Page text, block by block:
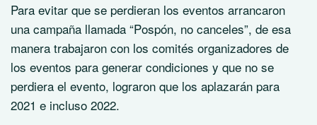
Para evitar que se perdieran los eventos arrancaron
una campaña llamada “Pospón, no canceles”, de esa
manera trabajaron con los comités organizadores de
los eventos para generar condiciones y que no se
perdiera el evento, lograron que los aplazarán para
2021 e incluso 2022.